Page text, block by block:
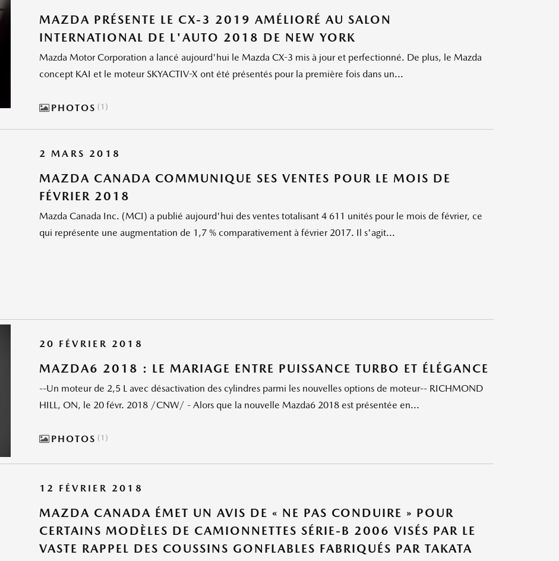
MAZDA PRÉSENTE LE CX-3 2019 AMÉLIORÉ AU SALON
INTERNATIONAL DE L'AUTO 2018 DE NEW YORK
Mazda Motor Corporation a lancé aujourd'hui le Mazda CX-3 mis à jour et perfectionné. De plus, le Mazda
concept KAI et le moteur SKYACTIV-X ont été présentés pour la première fois dans un...
PHOTOS 1
2 MARS 2018
MAZDA CANADA COMMUNIQUE SES VENTES POUR LE MOIS DE
FÉVRIER 2018
Mazda Canada Inc. (MCI) a publié aujourd'hui des ventes totalisant 4 611 unités pour le mois de février, ce
qui représente une augmentation de 1,7 % comparativement à février 2017. Il s'agit...
20 FÉVRIER 2018
MAZDA6 2018 : LE MARIAGE ENTRE PUISSANCE TURBO ET ÉLÉGANCE
--Un moteur de 2,5 L avec désactivation des cylindres parmi les nouvelles options de moteur-- RICHMOND
HILL, ON, le 20 févr. 2018 /CNW/ - Alors que la nouvelle Mazda6 2018 est présentée en...
PHOTOS 1
12 FÉVRIER 2018
MAZDA CANADA ÉMET UN AVIS DE « NE PAS CONDUIRE » POUR
CERTAINS MODÈLES DE CAMIONNETTES SÉRIE‑B 2006 VISÉS PAR LE
VASTE RAPPEL DES COUSSINS GONFLABLES FABRIQUÉS PAR TAKATA